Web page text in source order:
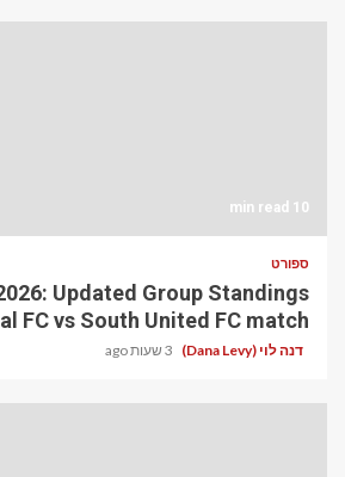
10 min read
ספורט
Updated Group Standings
FC vs South United FC match
דנה לוי (Dana Levy) 3 שעות ago